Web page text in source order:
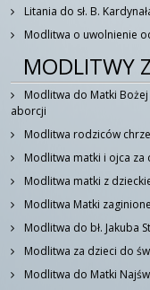
Litania do sł. B.
Modlitwa o uwolnienie
MODLITWY
Modlitwa do Matki
aborcji
Modlitwa rodziców
Modlitwa matki i ojca za
Modlitwa matki z
Modlitwa Matki
Modlitwa do bł. Jakuba
Modlitwa za dzieci do
Modlitwa do Matki